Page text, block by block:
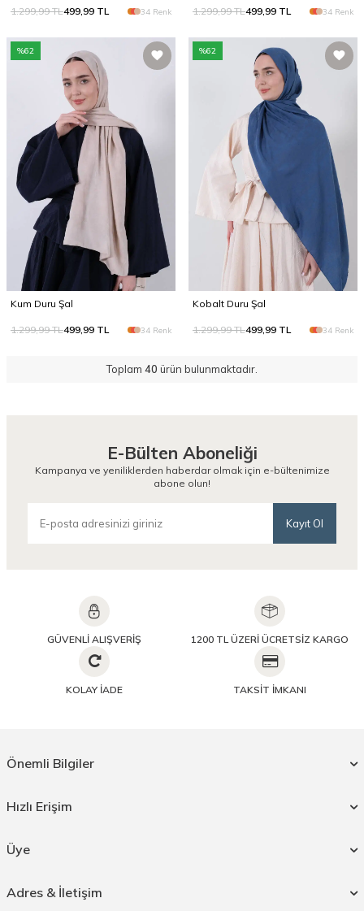
1.299,99TL499,99 TL 34 Renk 1.299,99TL499,99 TL 34 Renk
%62
Kum Duru Şal
1.299,99TL499,99 TL 34 Renk
%62
Kobalt Duru Şal
1.299,99TL499,99 TL 34 Renk
Toplam 40 ürün bulunmaktadır.
E-Bülten Aboneliği
Kampanya ve yeniliklerden haberdar olmak için e-bültenimize
abone olun!
Kayıt Ol
GÜVENLİ ALIŞVERİŞ 1200 TL ÜZERİ ÜCRETSİZ KARGO
KOLAY İADE TAKSİT İMKANI
Adres & İletişim
Önemli Bilgiler
Hızlı Erişim
Üye